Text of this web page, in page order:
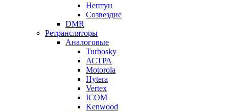
Нептун
Созвездие
DMR
Ретрансляторы
Аналоговые
Turbosky
АСТРА
Motorola
Hytera
Vertex
ICOM
Kenwood